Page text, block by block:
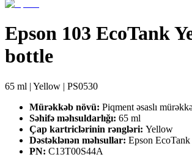
Epson 103 EcoTank
bottle
65 ml | Yellow | PS0530
Mürəkkəb növü: Piqment əsaslı
Səhifə məhsuldarlığı: 65 ml
Çap kartriclərinin rəngləri: Yellow
Dəstəklənən məhsullar: Epson
PN: C13T00S44A